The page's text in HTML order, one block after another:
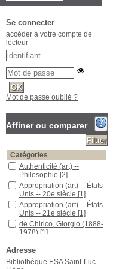
Se connecter
accéder à votre compte de
lecteur
Mot de passe oublié ?
Affiner ou comparer
Catégories
Authenticité (art) --
Philosophie [2]
Appropriation (art) -- États-
Unis -- 20e siècle [1]
Appropriation (art) -- États-
Unis -- 21e siècle [1]
de Chirico, Giorgio (1888-
1978) [1]
Unis -- 20e siècle
Femmes artistes -- États-
Adresse
Bibliothèque ESA Saint-Luc